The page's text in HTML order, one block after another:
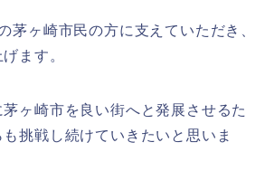
茅ヶ崎市民の方に支えていただき、
ます。
ヶ崎市を良い街へと発展させるた
挑戦し続けていきたいと思いま